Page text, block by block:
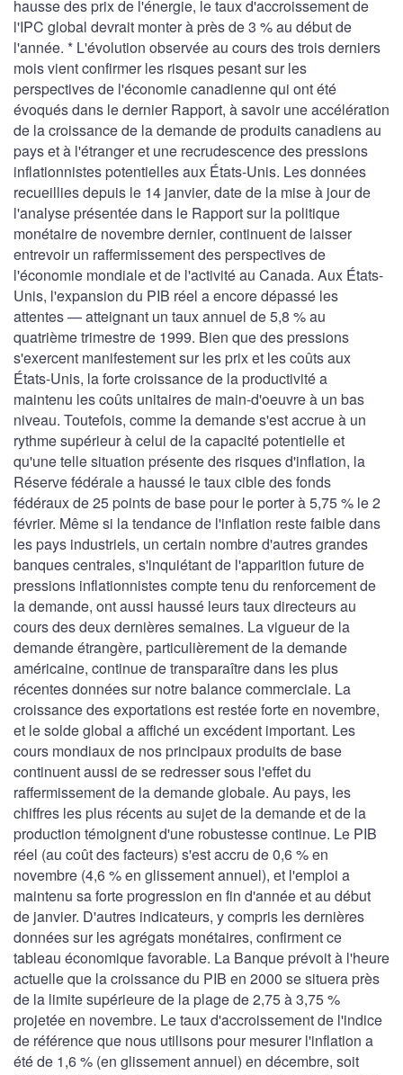
hausse des prix de l'énergie, le taux d'accroissement de
l'IPC global devrait monter à près de 3 % au début de
l'année. * L'évolution observée au cours des trois derniers
mois vient confirmer les risques pesant sur les
perspectives de l'économie canadienne qui ont été
évoqués dans le dernier Rapport, à savoir une accélération
de la croissance de la demande de produits canadiens au
pays et à l'étranger et une recrudescence des pressions
inflationnistes potentielles aux États-Unis. Les données
recueillies depuis le 14 janvier, date de la mise à jour de
l'analyse présentée dans le Rapport sur la politique
monétaire de novembre dernier, continuent de laisser
entrevoir un raffermissement des perspectives de
l'économie mondiale et de l'activité au Canada. Aux États-
Unis, l'expansion du PIB réel a encore dépassé les
attentes — atteignant un taux annuel de 5,8 % au
quatrième trimestre de 1999. Bien que des pressions
s'exercent manifestement sur les prix et les coûts aux
États-Unis, la forte croissance de la productivité a
maintenu les coûts unitaires de main-d'oeuvre à un bas
niveau. Toutefois, comme la demande s'est accrue à un
rythme supérieur à celui de la capacité potentielle et
qu'une telle situation présente des risques d'inflation, la
Réserve fédérale a haussé le taux cible des fonds
fédéraux de 25 points de base pour le porter à 5,75 % le 2
février. Même si la tendance de l'inflation reste faible dans
les pays industriels, un certain nombre d'autres grandes
banques centrales, s'inquiétant de l'apparition future de
pressions inflationnistes compte tenu du renforcement de
la demande, ont aussi haussé leurs taux directeurs au
cours des deux dernières semaines. La vigueur de la
demande étrangère, particulièrement de la demande
américaine, continue de transparaître dans les plus
récentes données sur notre balance commerciale. La
croissance des exportations est restée forte en novembre,
et le solde global a affiché un excédent important. Les
cours mondiaux de nos principaux produits de base
continuent aussi de se redresser sous l'effet du
raffermissement de la demande globale. Au pays, les
chiffres les plus récents au sujet de la demande et de la
production témoignent d'une robustesse continue. Le PIB
réel (au coût des facteurs) s'est accru de 0,6 % en
novembre (4,6 % en glissement annuel), et l'emploi a
maintenu sa forte progression en fin d'année et au début
de janvier. D'autres indicateurs, y compris les dernières
données sur les agrégats monétaires, confirment ce
tableau économique favorable. La Banque prévoit à l'heure
actuelle que la croissance du PIB en 2000 se situera près
de la limite supérieure de la plage de 2,75 à 3,75 %
projetée en novembre. Le taux d'accroissement de l'indice
de référence que nous utilisons pour mesurer l'inflation a
été de 1,6 % (en glissement annuel) en décembre, soit